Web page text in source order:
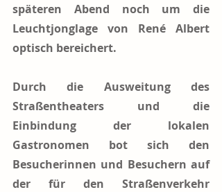
späteren Abend noch um die
Leuchtjonglage von René Albert
optisch bereichert.
Durch die Ausweitung des
Straßentheaters und die
Einbindung der lokalen
Gastronomen bot sich den
Besucherinnen und Besuchern auf
der für den Straßenverkehr